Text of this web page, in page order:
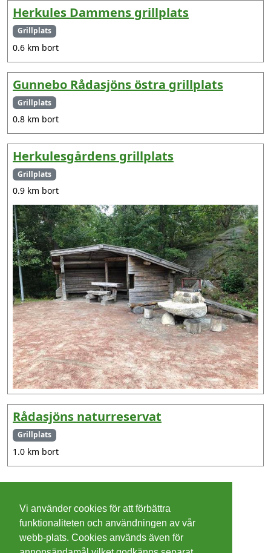
Herkules Dammens grillplats
Grillplats
0.6 km bort
Gunnebo Rådasjöns östra grillplats
Grillplats
0.8 km bort
Herkulesgårdens grillplats
Grillplats
0.9 km bort
Rådasjöns naturreservat
Grillplats
1.0 km bort
Cookies
Integritetspolicy
Vi använder cookies för att förbättra
funktionaliteten och användningen av vår
webb-plats. Cookies används även för